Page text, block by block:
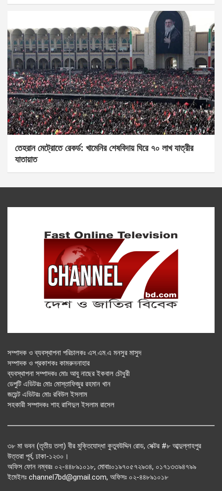
তেহরান মেট্রোতে রেকর্ড: খামেনির শেষবিদায় ঘিরে ৭০ লাখ যাত্রীর
যাতায়াত
সম্পাদক ও ব্যবস্থাপনা পরিচালকঃ এস.এম.এ মনসুর মাসুদ
সম্পাদক ও প্রকাশকঃ কামরুননাহার
ব্যবস্থাপনা সম্পাদকঃ মোঃ আবু নাছের ইকবাল চৌধুরী
ডেপুটি এডিটরঃ মোঃ মোস্তাফিজুর রহমান খান
জয়েন্ট এডিটরঃ মোঃ রবিউল ইসলাম
সহকারী সম্পাদকঃ শাহ রাশিদুল ইসলাম রাসেল
৩৮ মা ভবন (তৃতীয় তলা) বীর মুক্তিযোদ্ধা কুতুবউদ্দিন রোড, সেক্টর #৮ আব্দুল্লাহপুর
উত্তরা পূর্ব, ঢাকা-১২৩০।
অফিস ফোন নম্বরঃ ০২-৪৪৮৯১০১৮, মোবাঃ০১৯৭০৫৭২৯৩৪, ০১৭১৩৩৯৪৭৯৯
ইমেইলঃ channel7bd@gmail.com, অফিসঃ ০২-৪৪৮৯১০১৮